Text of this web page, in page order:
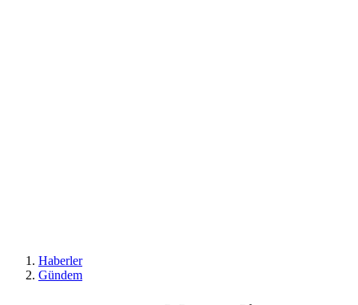
Haberler
Gündem